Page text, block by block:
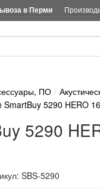
в Перми
ПО
SmartBuy 5290 HERO
5290
SBS-5290